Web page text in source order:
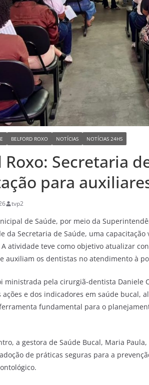
BELFORD ROXO NOTÍCIAS NOTÍCIAS 24HS
Roxo: Secretaria
para
tvp2
de Saúde, por meio da
da Secretaria de Saúde, uma
atividade teve como objetivo atualizar
auxiliam os dentistas no atendimento à
ministrada pela cirurgiã-dentista Daniele
e dos indicadores em saúde bucal,
fundamental para o
a gestora de Saúde Bucal, Maria
de práticas seguras para a